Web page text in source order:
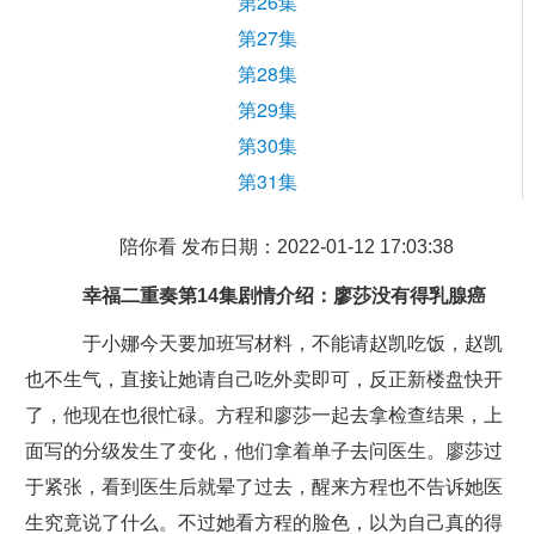
第27集
第28集
第29集
第30集
第31集
陪你看 发布日期：2022-01-12 17:03:38
幸福二重奏第14集剧情介绍：廖莎没有得乳腺癌
于小娜今天要加班写材料，不能请赵凯吃饭，赵凯
也不生气，直接让她请自己吃外卖即可，反正新楼盘快开
了，他现在也很忙碌。方程和廖莎一起去拿检查结果，上
面写的分级发生了变化，他们拿着单子去问医生。廖莎过
于紧张，看到医生后就晕了过去，醒来方程也不告诉她医
生究竟说了什么。不过她看方程的脸色，以为自己真的得